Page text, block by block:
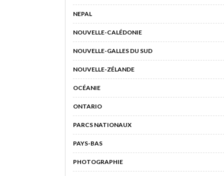
NEPAL
NOUVELLE-CALÉDONIE
NOUVELLE-GALLES DU SUD
NOUVELLE-ZÉLANDE
OCÉANIE
ONTARIO
PARCS NATIONAUX
PAYS-BAS
PHOTOGRAPHIE